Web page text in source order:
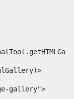
gallery">